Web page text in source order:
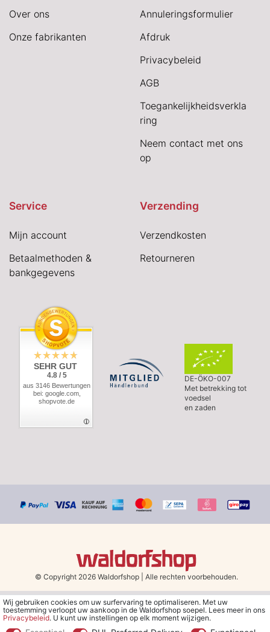
Over ons
Onze fabrikanten
Annuleringsformulier
Afdruk
Privacybeleid
AGB
Toegankelijkheidsverkla
ring
Neem contact met ons
op
Service
Mijn account
Betaalmethoden &
bankgegevens
Verzending
Verzendkosten
Retourneren
SEHR GUT
4.8 / 5
aus 3146 Bewertungen
bei: google.com,
shopvote.de
DE-ÖKO-007
Met betrekking tot
voedsel
en zaden
© Copyright 2026 Waldorfshop Alle rechten voorbehouden.
*Gratis verzending in Nederland en België vanaf 79 euro bij het
kiezen van de verzendmethode "DHL - Besparing op
Wij gebruiken cookies om uw surfervaring te optimaliseren. Met uw
toestemming verloopt uw aankoop in de Waldorfshop soepel. Lees meer in ons
Privacybeleid. U kunt uw instellingen op elk moment wijzigen.